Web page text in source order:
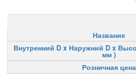
Название
Внутренний D x Наружний D x
мм )
Розничная цена